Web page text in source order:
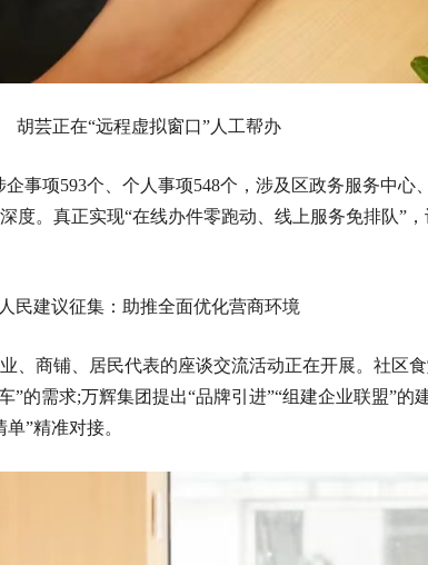
胡芸正在“远程虚拟窗口”人工帮办
事项593个、个人事项548个，涉及区政务服务中
度。真正实现“在线办件零跑动、线上服务免排队”
人民建议征集：助推全面优化营商环境
、商铺、居民代表的座谈交流活动正在开展。社区
的需求;万辉集团提出“品牌引进”“组建企业联盟”的
”精准对接。